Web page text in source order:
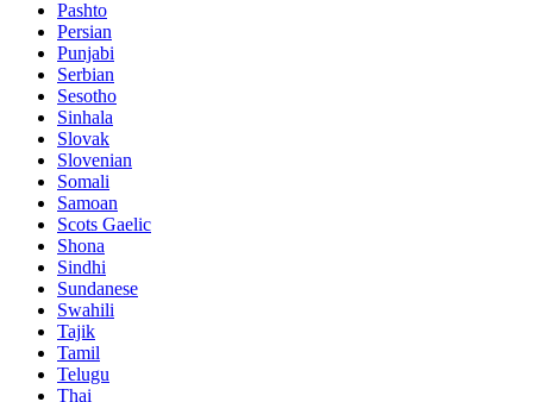
Pashto
Persian
Punjabi
Serbian
Sesotho
Sinhala
Slovak
Slovenian
Somali
Samoan
Scots Gaelic
Shona
Sindhi
Sundanese
Swahili
Tajik
Tamil
Telugu
Thai